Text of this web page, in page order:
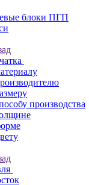
блоки ПГП
производства